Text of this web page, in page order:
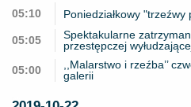
05:10
Poniedziałkowy "trzeźwy
05:05
Spektakularne
przestępczej
05:00
,,Malarstwo i rzeźba’’
galerii